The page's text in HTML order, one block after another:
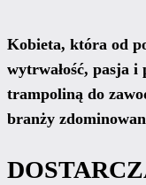
Kobieta, która od
wytrwałość, pasja i
trampoliną do
branży